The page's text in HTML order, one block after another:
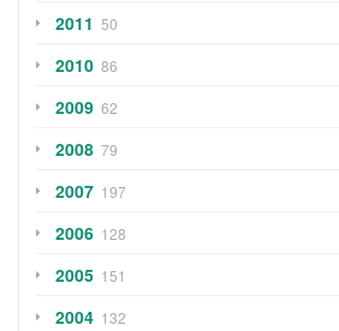
2011 50
2010 86
2009 62
2008 79
2007 197
2006 128
2005 151
2004 132